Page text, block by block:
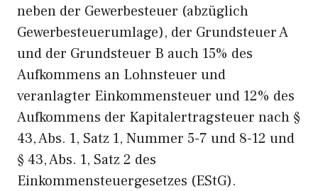
neben der Gewerbesteuer (abzüglich
Gewerbesteuerumlage), der Grundsteuer A
und der Grundsteuer B auch 15% des
Aufkommens an Lohnsteuer und
veranlagter Einkommensteuer und 12% des
Aufkommens der Kapitalertragsteuer nach §
43, Abs. 1, Satz 1, Nummer 5-7 und 8-12 und
§ 43, Abs. 1, Satz 2 des
Einkommensteuergesetzes (EStG).